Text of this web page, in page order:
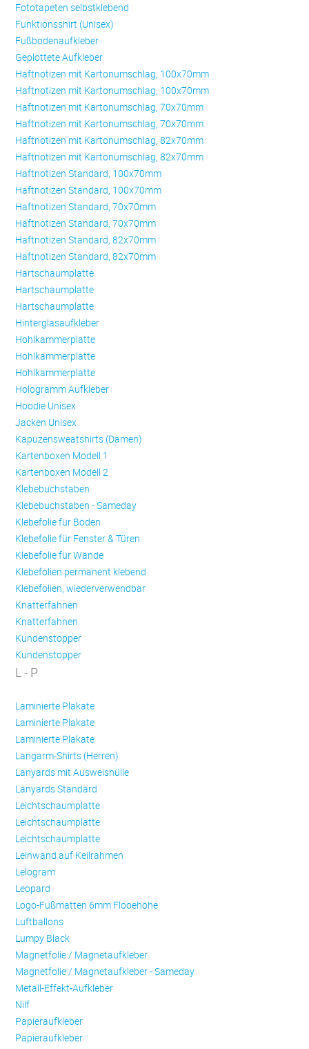
Fototapeten selbstklebend
Funktionsshirt (Unisex)
Fußbodenaufkleber
Geplottete Aufkleber
Haftnotizen mit Kartonumschlag, 100x70mm
Haftnotizen mit Kartonumschlag, 100x70mm
Haftnotizen mit Kartonumschlag, 70x70mm
Haftnotizen mit Kartonumschlag, 70x70mm
Haftnotizen mit Kartonumschlag, 82x70mm
Haftnotizen mit Kartonumschlag, 82x70mm
Haftnotizen Standard, 100x70mm
Haftnotizen Standard, 100x70mm
Haftnotizen Standard, 70x70mm
Haftnotizen Standard, 70x70mm
Haftnotizen Standard, 82x70mm
Haftnotizen Standard, 82x70mm
Hartschaumplatte
Hartschaumplatte
Hartschaumplatte
Hinterglasaufkleber
Hohlkammerplatte
Hohlkammerplatte
Hohlkammerplatte
Hologramm Aufkleber
Hoodie Unisex
Jacken Unisex
Kapuzensweatshirts (Damen)
Kartenboxen Modell 1
Kartenboxen Modell 2
Klebebuchstaben
Klebebuchstaben - Sameday
Klebefolie für Böden
Klebefolie für Fenster & Türen
Klebefolie für Wände
Klebefolien permanent klebend
Klebefolien, wiederverwendbar
Knatterfahnen
Knatterfahnen
Kundenstopper
Kundenstopper
L - P
Laminierte Plakate
Laminierte Plakate
Laminierte Plakate
Langarm-Shirts (Herren)
Lanyards mit Ausweishülle
Lanyards Standard
Leichtschaumplatte
Leichtschaumplatte
Leichtschaumplatte
Leinwand auf Keilrahmen
Lelogram
Leopard
Logo-Fußmatten 6mm Flooehöhe
Luftballons
Lumpy Black
Magnetfolie / Magnetaufkleber
Magnetfolie / Magnetaufkleber - Sameday
Metall-Effekt-Aufkleber
Nilf
Papieraufkleber
Papieraufkleber